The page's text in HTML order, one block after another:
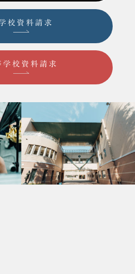
校資料請求
学校資料請求